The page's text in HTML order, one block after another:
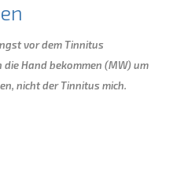
vor dem Tinnitus
Hand bekommen (MW) um
nicht der Tinnitus mich.